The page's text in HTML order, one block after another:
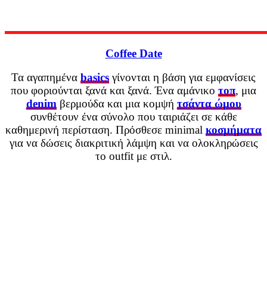
Coffee Date
Τα αγαπημένα basics γίνονται η βάση για εμφανίσεις
που φοριούνται ξανά και ξανά. Ένα αμάνικο τοπ, μια
denim βερμούδα και μια κομψή τσάντα ώμου
συνθέτουν ένα σύνολο που ταιριάζει σε κάθε
καθημερινή περίσταση. Πρόσθεσε minimal κοσμήματα
για να δώσεις διακριτική λάμψη και να ολοκληρώσεις
το outfit με στιλ.